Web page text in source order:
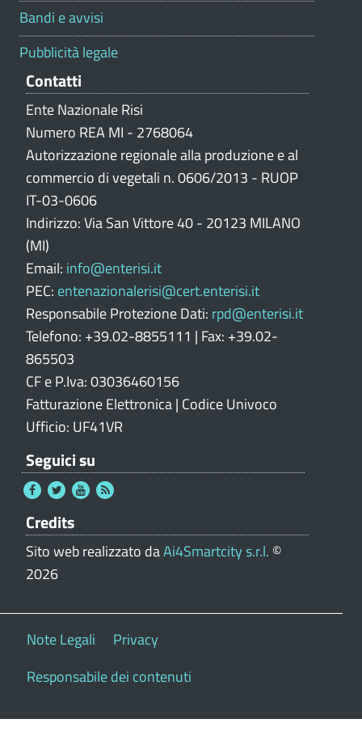
Bandi e avvisi
Pubblicità legale
Contatti
Ente Nazionale Risi
Numero REA MI - 2768064
Autorizzazione regionale alla produzione e al
commercio di vegetali n. 0606/2013 - RUOP
IT-03-0606
Indirizzo: Via San Vittore 40 - 20123 MILANO
(MI)
Email: info@enterisi.it
PEC: entenazionalerisi@cert.enterisi.it
Responsabile Protezione Dati: rpd@enterisi.it
Telefono: +39.02-8855111 | Fax: +39.02-
865503
CF e P.Iva: 03036460156
Fatturazione Elettronica | Codice Univoco
Ufficio: UF41VR
Seguici su
Credits
Sito web realizzato daAi4Smartcity s.r.l. ©
2026
Note Legali
Privacy
Responsabile dei contenuti